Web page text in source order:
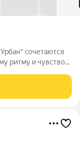
сочетаются
ритму и чувство
близость